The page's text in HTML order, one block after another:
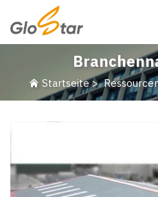
Startseite>